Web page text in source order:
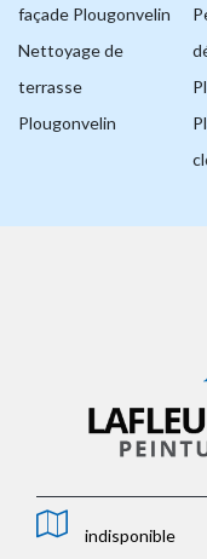
façade Plougonvelin
Nettoyage de
terrasse
Plougonvelin
indisponible